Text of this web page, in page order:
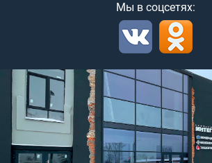
Мы в соцсетях: